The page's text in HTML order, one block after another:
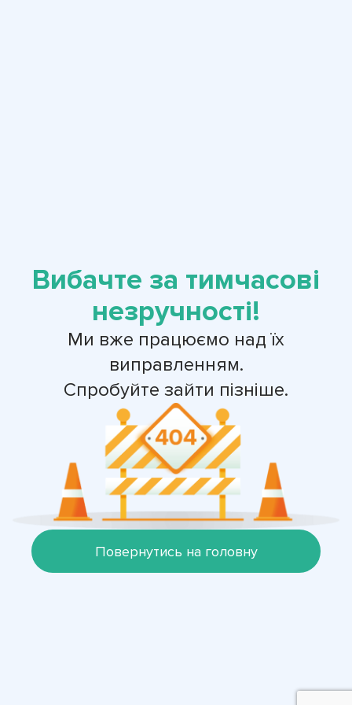
Вибачте за тимчасові
незручності!
Ми вже працюємо над їх
виправленням.
Спробуйте зайти пізніше.
Повернутись на головну